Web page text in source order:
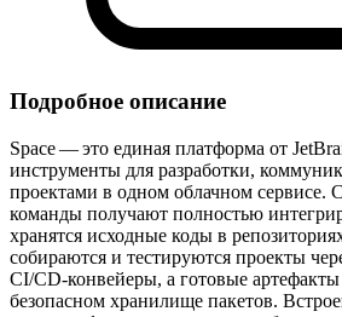
Подробное описание
Space — это единая платформа от
инструменты для разработки,
проектами в одном облачном сервисе.
команды получают полностью
хранятся исходные коды в
собираются и тестируются проекты
CI/CD‑конвейеры, а готовые
безопасном хранилище пакетов.